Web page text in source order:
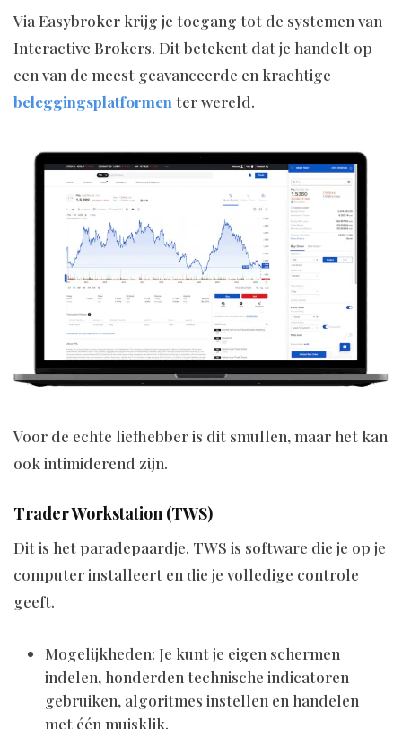
Via Easybroker krijg je toegang tot de systemen van
Interactive Brokers. Dit betekent dat je handelt op
een van de meest geavanceerde en krachtige
beleggingsplatformen ter wereld.
Voor de echte liefhebber is dit smullen, maar het kan
ook intimiderend zijn.
Trader Workstation (TWS)
Dit is het paradepaardje. TWS is software die je op je
computer installeert en die je volledige controle
geeft.
Mogelijkheden: Je kunt je eigen schermen
indelen, honderden technische indicatoren
gebruiken, algoritmes instellen en handelen
met één muisklik.